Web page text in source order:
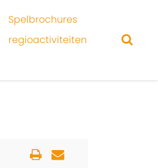
Spelbrochures
regioactiviteiten